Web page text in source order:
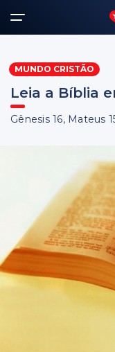
MUNDO CRISTÃO
Leia a Bíblia
Gênesis 16, Mateus